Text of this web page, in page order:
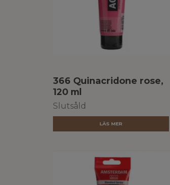
366 Quinacridone rose,
120 ml
Slutsåld
LÄS MER